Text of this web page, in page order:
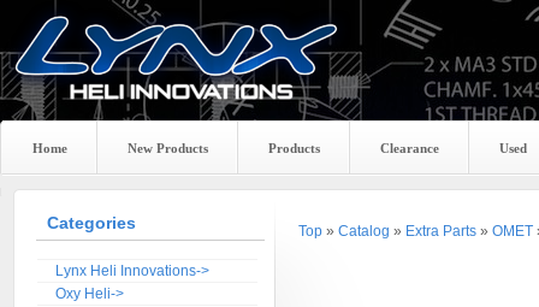
Home New Products Products Clearance Used
Top» Catalog » Extra Parts» OMET
Categories
Lynx Heli Innovations->
Oxy Heli->